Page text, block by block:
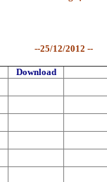
--25/12/2012 --
Download